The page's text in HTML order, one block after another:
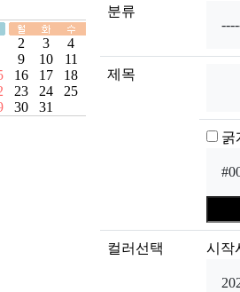
분류
제목
컬러선택 시작